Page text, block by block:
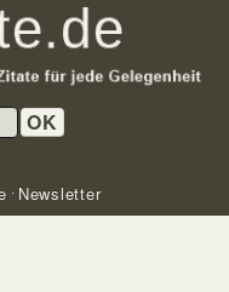
OK
Newsletter